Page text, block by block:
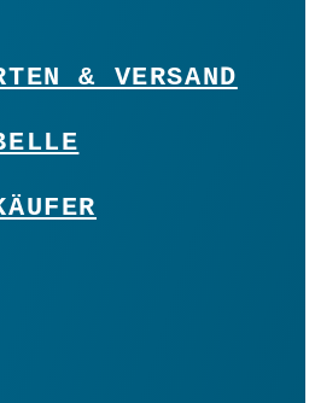
& VERSAND